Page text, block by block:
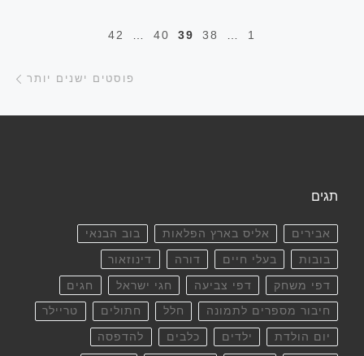
1
38
39
40
42
פוסטים ישנים יותר
תגים
אבירים אליס בארץ הפלאות בוב הבנאי
בובות בעלי חיים דורה דינוזאור
דפי משחק דפי צביעה חגי ישראל חגים
חיבור מספרים לתמונה חלל חתולים טריילר
יום הולדת ילדים כלבים להדפסה